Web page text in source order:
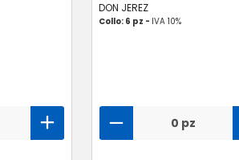
DON JEREZ
Collo: 6 pz - IVA 10%
0 pz